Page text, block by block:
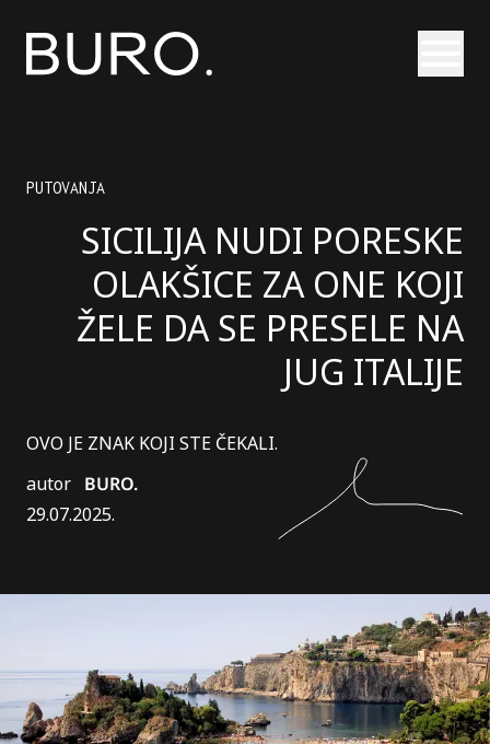
PUTOVANJA
SICILIJA NUDI PORESKE
OLAKŠICE ZA ONE KOJI
ŽELE DA SE PRESELE NA
JUG ITALIJE
OVO JE ZNAK KOJI STE ČEKALI.
autor BURO.
29.07.2025.